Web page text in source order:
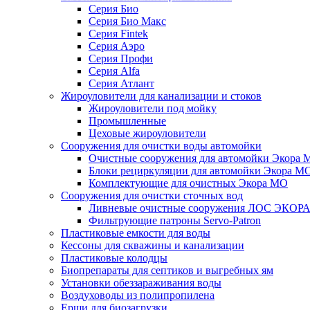
Серия Био
Серия Био Макс
Серия Fintek
Серия Аэро
Серия Профи
Серия Alfa
Серия Атлант
Жироуловители для канализации и стоков
Жироуловители под мойку
Промышленные
Цеховые жироуловители
Сооружения для очистки воды автомойки
Очистные сооружения для автомойки Экора
Блоки рециркуляции для автомойки Экора
Комплектующие для очистных Экора МО
Сооружения для очистки сточных вод
Ливневые очистные сооружения ЛОС ЭКОРА
Фильтрующие патроны Servo-Patron
Пластиковые емкости для воды
Кессоны для скважины и канализации
Пластиковые колодцы
Биопрепараты для септиков и выгребных ям
Установки обеззараживания воды
Воздуховоды из полипропилена
Ерши для биозагрузки